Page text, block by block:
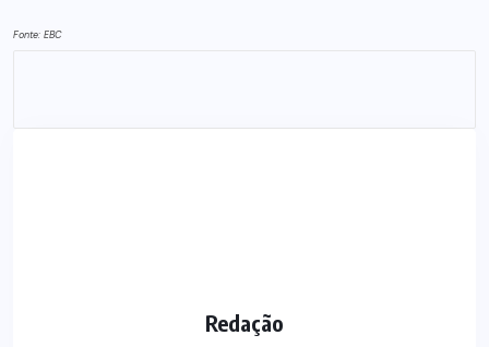
Fonte: EBC
Redação